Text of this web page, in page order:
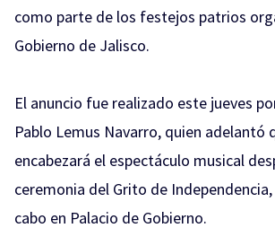
como parte de los festejos patrios
Gobierno de Jalisco.
El anuncio fue realizado este jueves
Pablo Lemus Navarro, quien adelantó
encabezará el espectáculo musical
ceremonia del Grito de
cabo en Palacio de Gobierno.